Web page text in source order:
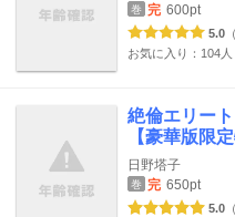
巻 完 600pt
5.0
お気に入り：104人
絶倫エリー
【豪華版限
日野塔子
巻 完 650pt
5.0